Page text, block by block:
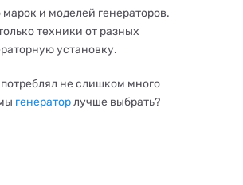
и моделей генераторов.
техники от разных
установку.
не слишком много
генераторлучше выбрать?